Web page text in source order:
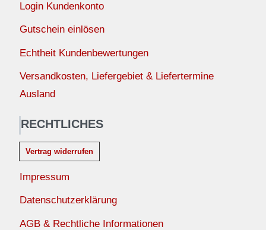
Login Kundenkonto
Gutschein einlösen
Echtheit Kundenbewertungen
Versandkosten, Liefergebiet & Liefertermine
Ausland
RECHTLICHES
Vertrag widerrufen
Impressum
Datenschutzerklärung
AGB & Rechtliche Informationen